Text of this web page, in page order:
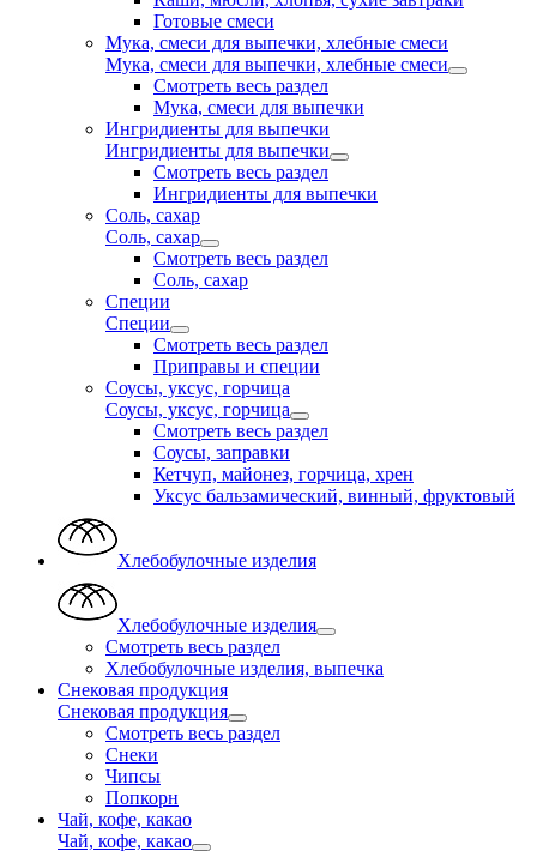
Готовые смеси
Мука, смеси для выпечки, хлебные смеси
Мука, смеси для выпечки, хлебные смеси
Смотреть весь раздел
Мука, смеси для выпечки
Ингридиенты для выпечки
Ингридиенты для выпечки
Смотреть весь раздел
Ингридиенты для выпечки
Соль, сахар
Соль, сахар
Смотреть весь раздел
Соль, сахар
Специи
Специи
Смотреть весь раздел
Приправы и специи
Соусы, уксус, горчица
Соусы, уксус, горчица
Смотреть весь раздел
Соусы, заправки
Кетчуп, майонез, горчица, хрен
Уксус бальзамический, винный, фруктовый
Хлебобулочные изделия
Хлебобулочные изделия
Смотреть весь раздел
Хлебобулочные изделия, выпечка
Снековая продукция
Снековая продукция
Смотреть весь раздел
Снеки
Чипсы
Попкорн
Чай, кофе, какао
Чай, кофе, какао